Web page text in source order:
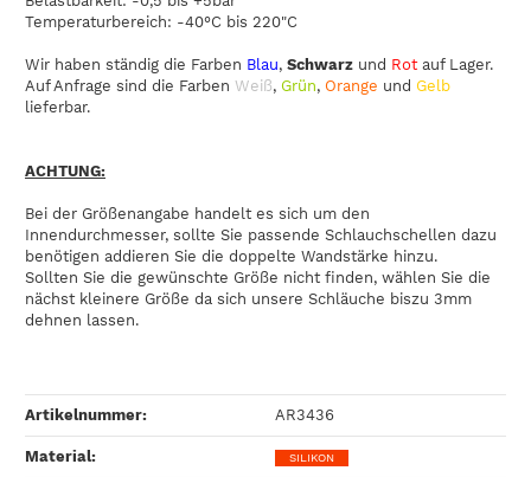
Temperaturbereich: -40°C bis 220"C
Wir haben ständig die Farben Blau, Schwarz und Rot auf Lager.
Auf Anfrage sind die Farben Weiß, Grün, Orange und Gelb
lieferbar.
ACHTUNG:
Bei der Größenangabe handelt es sich um den
Innendurchmesser, sollte Sie passende Schlauchschellen dazu
benötigen addieren Sie die doppelte Wandstärke hinzu.
Sollten Sie die gewünschte Größe nicht finden, wählen Sie die
nächst kleinere Größe da sich unsere Schläuche biszu 3mm
dehnen lassen.
Artikelnummer: AR3436
Material‍: SILIKON